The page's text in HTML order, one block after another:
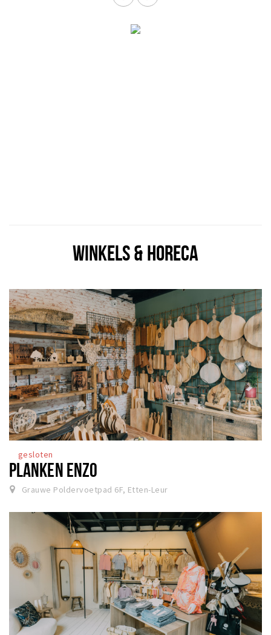
WINKELS & HORECA
gesloten
PLANKEN ENZO
Grauwe Poldervoetpad 6F, Etten-Leur